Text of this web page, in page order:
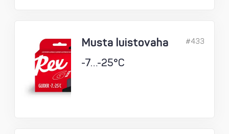
Musta luistovaha
-7…-25°C
#433